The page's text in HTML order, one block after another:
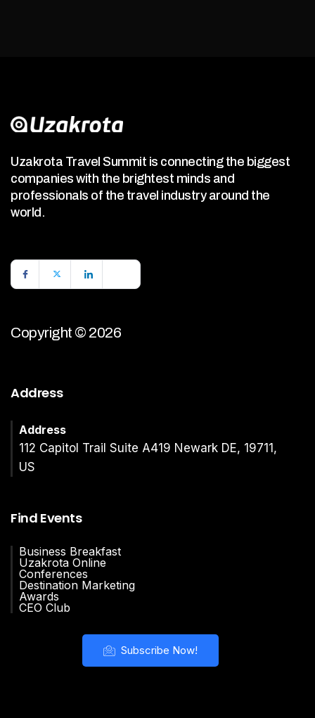
Uzakrota Travel Summit is connecting the biggest
companies with the brightest minds and
professionals of the travel industry around the
world.
Copyright © 2026
Address
Address
112 Capitol Trail Suite A419 Newark DE, 19711,
US
Find Events
Business Breakfast
Uzakrota Online
Conferences
Destination Marketing
Awards
CEO Club
Subscribe Now!